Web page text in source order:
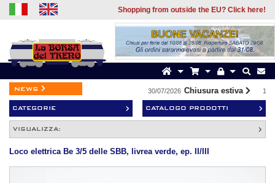
Shopping from outside the EU? Click here!
news 30/07/2026 Chiusura estiva 19/
CATEGORIE CATALOGO PRODOTTI
VISUALIZZA:
Loco elettrica Be 3/5 delle SBB, livrea verde, ep. II/III